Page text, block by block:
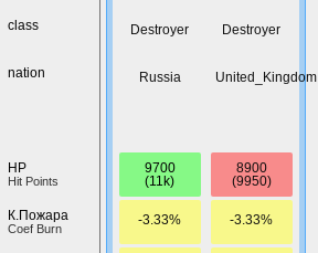
class
nation
HP
Hit Points
К.Пожара
Coef Burn
Destroyer
Russia
9700
(11k)
-3.33%
Destroyer
United_Kingdom
8900
(9950)
-3.33%